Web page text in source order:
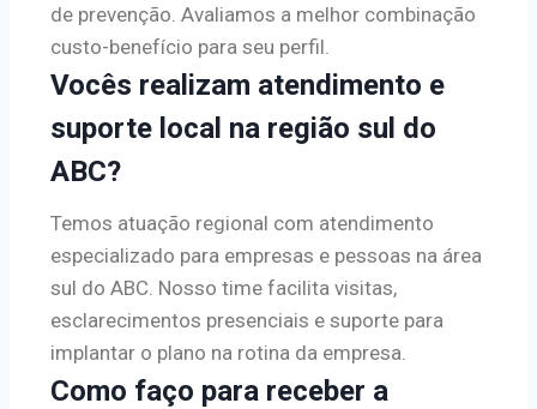
de prevenção. Avaliamos a melhor combinação
custo-benefício para seu perfil.
Vocês realizam atendimento e
suporte local na região sul do
ABC?
Temos atuação regional com atendimento
especializado para empresas e pessoas na área
sul do ABC. Nosso time facilita visitas,
esclarecimentos presenciais e suporte para
implantar o plano na rotina da empresa.
Como faço para receber a